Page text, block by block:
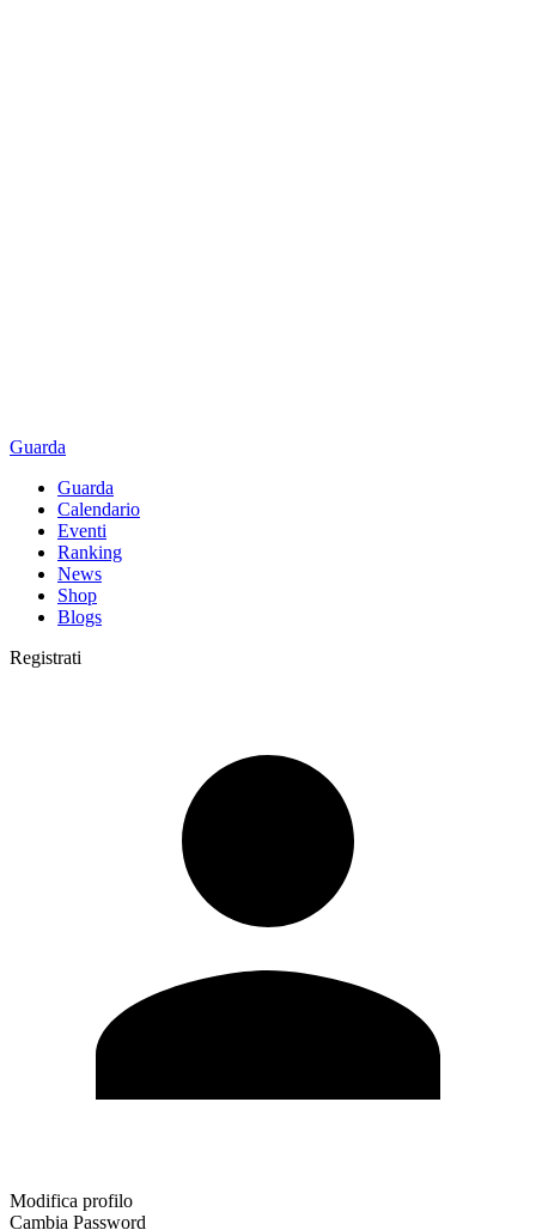
Guarda
Guarda
Calendario
Eventi
Ranking
News
Shop
Blogs
Registrati
Modifica profilo
Cambia Password